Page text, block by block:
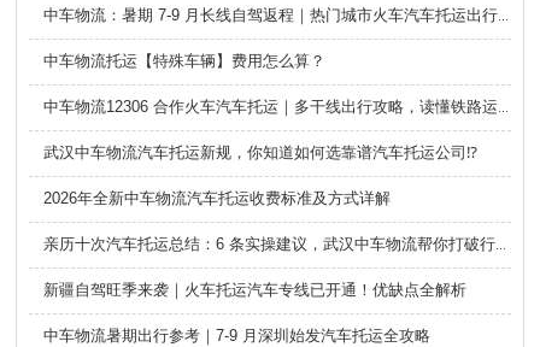
中车物流：暑期 7-9 月长线自驾返程｜热门城市火车汽车托运出行全攻略
中车物流托运【特殊车辆】费用怎么算？
中车物流12306 合作火车汽车托运｜多干线出行攻略，读懂铁路运车的优势与避坑要点
武汉中车物流汽车托运新规，你知道如何选靠谱汽车托运公司⁉️
2026年全新中车物流汽车托运收费标准及方式详解
亲历十次汽车托运总结：6 条实操建议，武汉中车物流帮你打破行业信息差
新疆自驾旺季来袭｜火车托运汽车专线已开通！优缺点全解析
中车物流暑期出行参考｜7-9 月深圳始发汽车托运全攻略